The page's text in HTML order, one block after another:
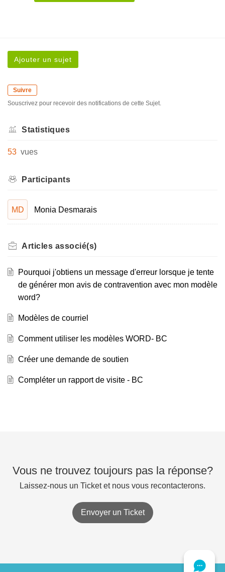
Ajouter un sujet
Suivre
Souscrivez pour recevoir des notifications de cette Sujet.
Statistiques
53 vues
Participants
MD Monia Desmarais
Articles associé(s)
Pourquoi j'obtiens un message d'erreur lorsque je tente
de générer mon avis de contravention avec mon modèle
word?
Modèles de courriel
Comment utiliser les modèles WORD- BC
Créer une demande de soutien
Compléter un rapport de visite - BC
Vous ne trouvez toujours pas la réponse?
Laissez-nous un Ticket et nous vous recontacterons.
Envoyer un Ticket